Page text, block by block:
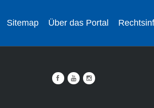
Sitemap Über das Portal